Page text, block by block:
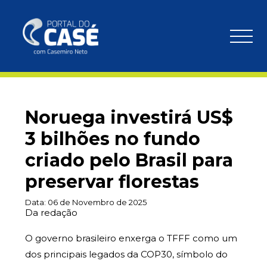
Noruega investirá US$
3 bilhões no fundo
criado pelo Brasil para
preservar florestas
Data: 06 de Novembro de 2025
Da redação
O governo brasileiro enxerga o TFFF como um
dos principais legados da COP30, símbolo do